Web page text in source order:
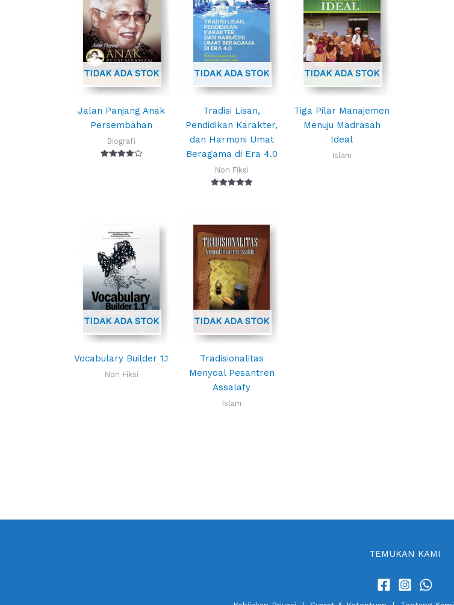
TIDAK ADA STOK
Jalan Panjang Anak
Persembahan
Biografi
TIDAK ADA STOK
Tradisi Lisan,
Pendidikan Karakter,
dan Harmoni Umat
Beragama di Era 4.0
Non Fiksi
TIDAK ADA STOK
Tiga Pilar Manajemen
Menuju Madrasah
Ideal
Islam
TIDAK ADA STOK
Vocabulary Builder 1.1
Non Fiksi
TIDAK ADA STOK
Tradisionalitas
Menyoal Pesantren
Assalafy
Islam
TEMUKAN KAMI